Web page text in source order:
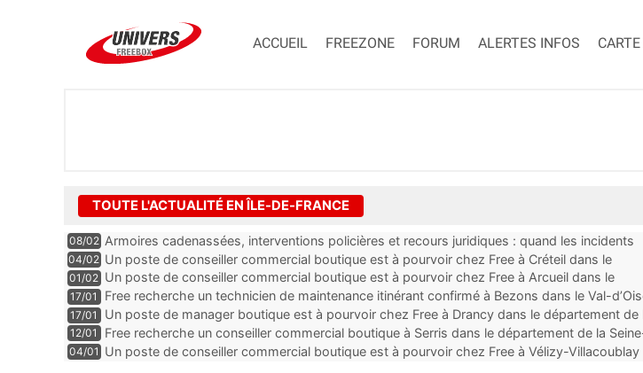
ACCUEIL FREEZONE FORUM ALERTES INFOS
TOUTE L'ACTUALITÉ EN ÎLE-DE-FRANCE
08/02 Armoires cadenassées, interventions policières et recours juridiques : quand les incidents
de la fibre ne peuvent plus durer
04/02 Un poste de conseiller commercial boutique est à pourvoir chez Free à Créteil dans le
département du Val-de-Marne
01/02 Un poste de conseiller commercial boutique est à pourvoir chez Free à Arcueil dans le
département du Val-de-Marne
17/01 Free recherche un technicien de maintenance itinérant confirmé à Bezons dans le Val-
17/01
Un poste de manager boutique est à pourvoir chez Free à Drancy dans le département de
Seine-Saint-Denis
12/01
Free recherche un conseiller commercial boutique à Serris dans le département de la
et-Marne
04/01 Un poste de conseiller commercial boutique est à pourvoir chez Free à Vélizy-Villacoublay